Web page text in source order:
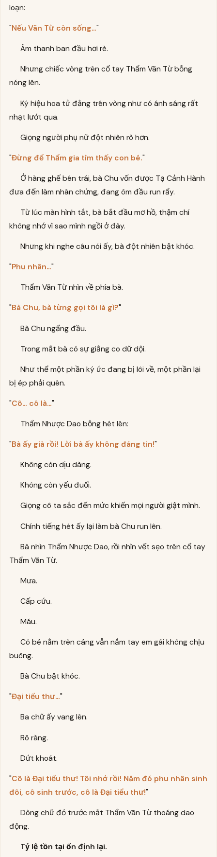
loạn:
"Nếu Vãn Từ còn sống…"
Âm thanh ban đầu hơi rè.
Nhưng chiếc vòng trên cổ tay Thẩm Vãn Từ bỗng
nóng lên.
Ký hiệu hoa tử đằng trên vòng như có ánh sáng rất
nhạt lướt qua.
Giọng người phụ nữ đột nhiên rõ hơn.
"Đừng để Thẩm gia tìm thấy con bé."
Ở hàng ghế bên trái, bà Chu vốn được Tạ Cảnh Hành
đưa đến làm nhân chứng, đang ôm đầu run rẩy.
Từ lúc màn hình tắt, bà bắt đầu mơ hồ, thậm chí
không nhớ vì sao mình ngồi ở đây.
Nhưng khi nghe câu nói ấy, bà đột nhiên bật khóc.
"Phu nhân…"
Thẩm Vãn Từ nhìn về phía bà.
"Bà Chu, bà từng gọi tôi là gì?"
Bà Chu ngẩng đầu.
Trong mắt bà có sự giằng co dữ dội.
Như thể một phần ký ức đang bị lôi về, một phần lại
bị ép phải quên.
"Cô… cô là…"
Thẩm Nhược Dao bỗng hét lên:
"Bà ấy già rồi! Lời bà ấy không đáng tin!"
Không còn dịu dàng.
Không còn yếu đuối.
Giọng cô ta sắc đến mức khiến mọi người giật mình.
Chính tiếng hét ấy lại làm bà Chu run lên.
Bà nhìn Thẩm Nhược Dao, rồi nhìn vết sẹo trên cổ tay
Thẩm Vãn Từ.
Mưa.
Cấp cứu.
Máu.
Cô bé nằm trên cáng vẫn nắm tay em gái không chịu
buông.
Bà Chu bật khóc.
"Đại tiểu thư…"
Ba chữ ấy vang lên.
Rõ ràng.
Dứt khoát.
"Cô là Đại tiểu thư! Tôi nhớ rồi! Năm đó phu nhân sinh
đôi, cô sinh trước, cô là Đại tiểu thư!"
Dòng chữ đỏ trước mắt Thẩm Vãn Từ thoáng dao
động.
Tỷ lệ tồn tại ổn định lại.